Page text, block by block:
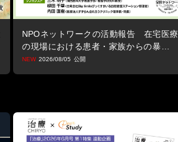
NPOネットワークの活動報告 在宅医療
の現場における患者・家族からの暴力・
ハラスメント対策研修の開発
2026/08/05